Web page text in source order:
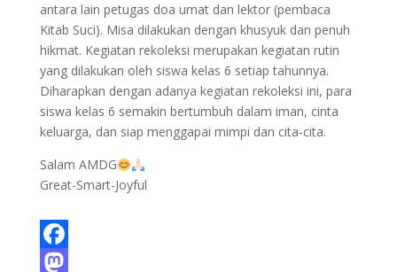
antara lain petugas doa umat dan lektor (pembaca
Kitab Suci). Misa dilakukan dengan khusyuk dan penuh
hikmat. Kegiatan rekoleksi merupakan kegiatan rutin
yang dilakukan oleh siswa kelas 6 setiap tahunnya.
Diharapkan dengan adanya kegiatan rekoleksi ini, para
siswa kelas 6 semakin bertumbuh dalam iman, cinta
keluarga, dan siap menggapai mimpi dan cita-cita.
Salam AMDG
Great-Smart-Joyful
F